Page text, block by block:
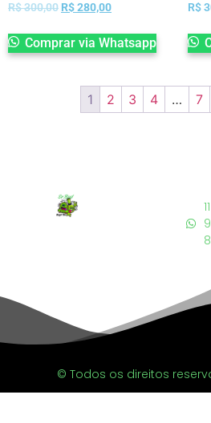
R$300,00 R$280,00
Comprar via Whatsapp
R$
1 2 3 4 … 7
11
© Todos os direitos